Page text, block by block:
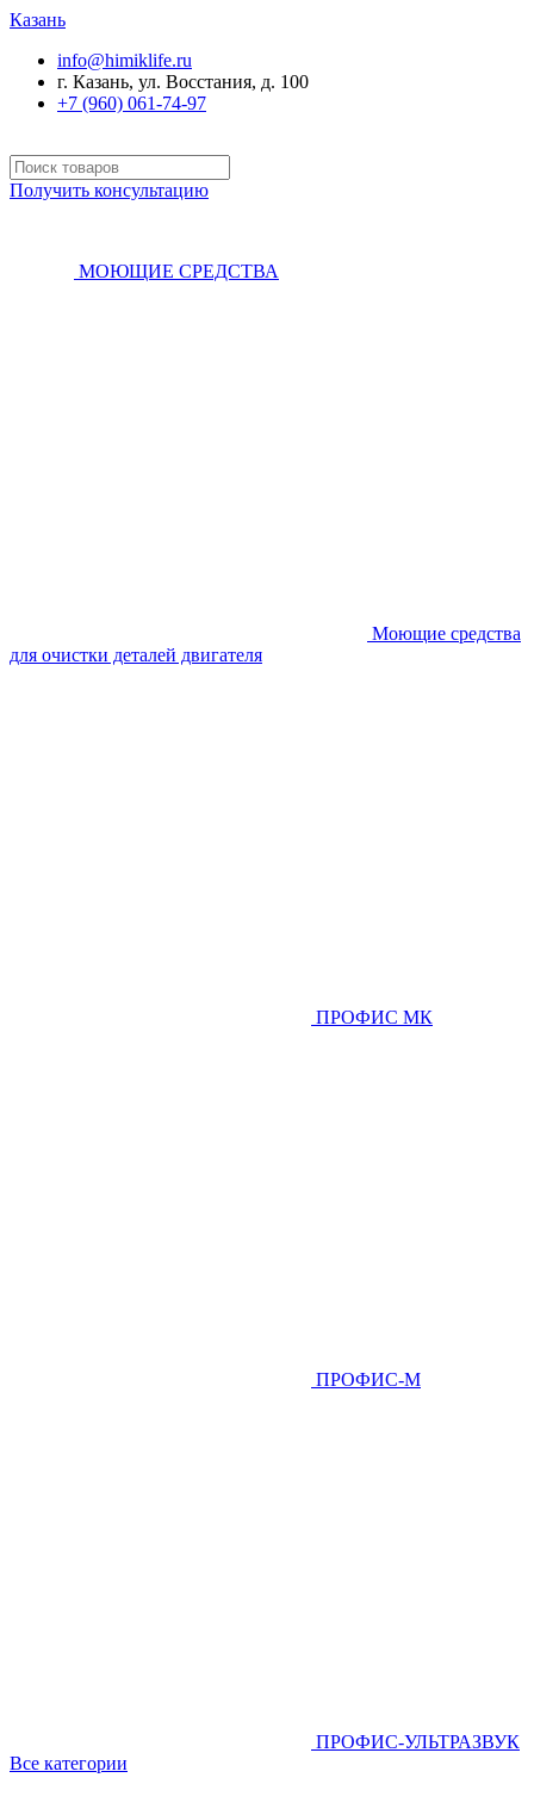
Казань
info@himiklife.ru
г. Казань, ул. Восстания, д. 100
+7 (960) 061-74-97
Получить консультацию
МОЮЩИЕ СРЕДСТВА
Моющие средства
для очистки деталей двигателя
ПРОФИС МК
ПРОФИС-М
ПРОФИС-УЛЬТРАЗВУК
Все категории